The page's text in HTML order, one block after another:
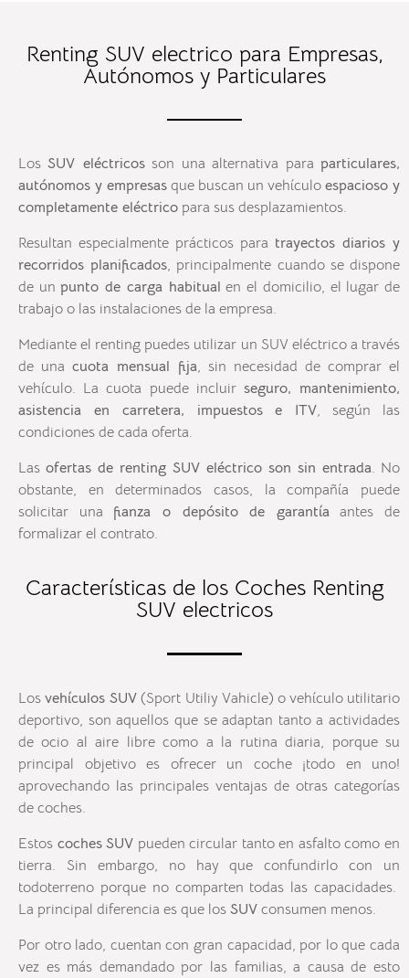
Renting SUV electrico para Empresas,
Autónomos y Particulares
LosSUV eléctricosson una alternativa para particulares,
autónomos y empresas que buscan un vehículo espacioso y
completamente eléctrico para sus desplazamientos.
Resultan especialmente prácticos para trayectos diarios y
recorridos planificados, principalmente cuando se dispone
de un punto de carga habitual en el domicilio, el lugar de
trabajo o las instalaciones de la empresa.
Mediante el renting puedes utilizar un SUV eléctrico a través
de una cuota mensual fija, sin necesidad de comprar el
vehículo. La cuota puede incluir seguro, mantenimiento,
asistencia en carretera, impuestos e ITV, según las
condiciones de cada oferta.
Las ofertas de renting SUV eléctrico son sin entrada. No
obstante, en determinados casos, la compañía puede
solicitar una fianza o depósito de garantíaantes de
formalizar el contrato.
Características de los Coches Renting
SUV electricos
Losvehículos SUV (Sport Utiliy Vahicle) o vehículo utilitario
deportivo, son aquellos que se adaptan tanto a actividades
de ocio al aire libre como a la rutina diaria, porque su
principal objetivo es ofrecer un coche ¡todo en uno!
aprovechando las principales ventajas de otras categorías
de coches.
Estos coches SUV pueden circular tanto en asfalto como en
tierra. Sin embargo, no hay que confundirlo con un
todoterreno porque no comparten todas las capacidades.
La principal diferencia es que los SUV consumen menos.
Por otro lado, cuentan con gran capacidad, por lo que cada
vez es más demandado por las familias, a causa de esto